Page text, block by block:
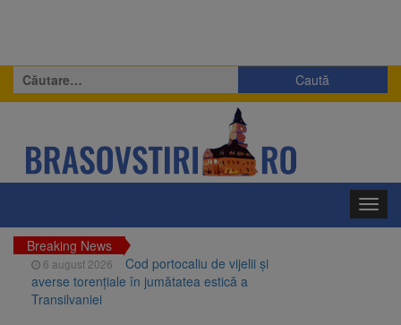
Caută
după:
Breaking News
6 august 2026
Cod portocaliu de vijelii și
averse torențiale în jumătatea estică a
Transilvaniei